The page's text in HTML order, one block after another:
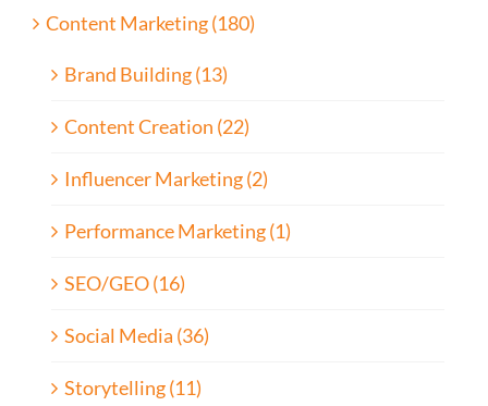
Content Marketing (180)
Brand Building (13)
Content Creation (22)
Influencer Marketing (2)
Performance Marketing (1)
SEO/GEO (16)
Social Media (36)
Storytelling (11)